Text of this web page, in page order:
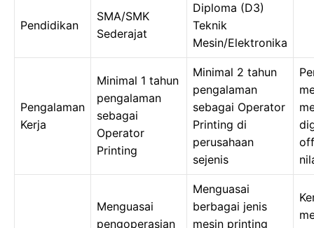
Pendidikan
SMA/SMK
Sederajat
Diploma (D3)
Teknik
Mesin/Elektronika
Pengalaman
Kerja
Minimal 1 tahun
pengalaman
sebagai
Operator
Printing
Minimal 2 tahun
pengalaman
sebagai Operator
Printing di
perusahaan
sejenis
Menguasai
pengoperasian
Menguasai
berbagai jenis
mesin printing